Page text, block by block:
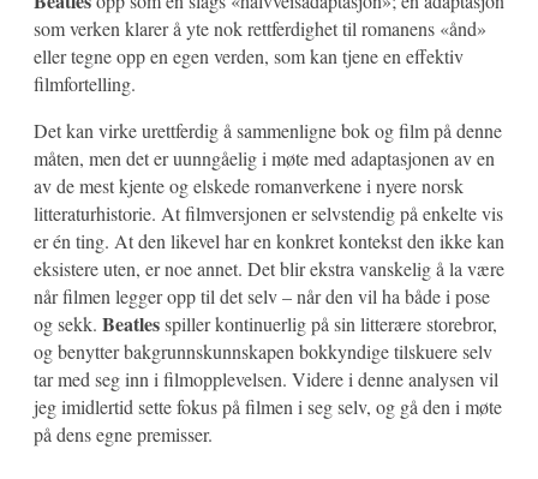
som verken klarer å yte nok rettferdighet til romanens «ånd»
eller tegne opp en egen verden, som kan tjene en effektiv
filmfortelling.
Det kan virke urettferdig å sammenligne bok og film på denne
måten, men det er uunngåelig i møte med adaptasjonen av en
av de mest kjente og elskede romanverkene i nyere norsk
litteraturhistorie. At filmversjonen er selvstendig på enkelte vis
er én ting. At den likevel har en konkret kontekst den ikke kan
eksistere uten, er noe annet. Det blir ekstra vanskelig å la være
når filmen legger opp til det selv – når den vil ha både i pose
og sekk. Beatlesspiller kontinuerlig på sin litterære storebror,
og benytter bakgrunnskunnskapen bokkyndige tilskuere selv
tar med seg inn i filmopplevelsen. Videre i denne analysen vil
jeg imidlertid sette fokus på filmen i seg selv, og gå den i møte
på dens egne premisser.